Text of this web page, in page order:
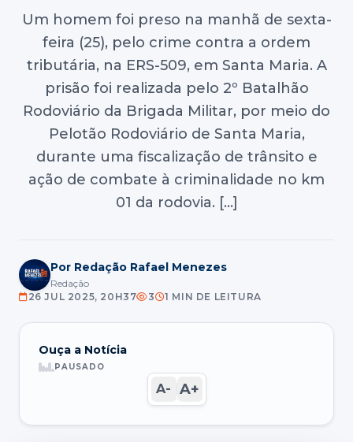
Um homem foi preso na manhã de sexta-
feira (25), pelo crime contra a ordem
tributária, na ERS-509, em Santa Maria. A
prisão foi realizada pelo 2º Batalhão
Rodoviário da Brigada Militar, por meio do
Pelotão Rodoviário de Santa Maria,
durante uma fiscalização de trânsito e
ação de combate à criminalidade no km
01 da rodovia. […]
Por Redação Rafael Menezes
Redação
26 JUL 2025, 20H37
3 1 MIN DE LEITURA
Ouça a Notícia
PAUSADO
A- A+